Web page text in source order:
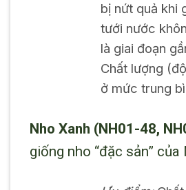
bị nứt quả khi
tưới nước
là giai đoạn
Chất lượng
ở mức trung
Nho Xanh (NH01-48,
giống nho “đặc sản” của